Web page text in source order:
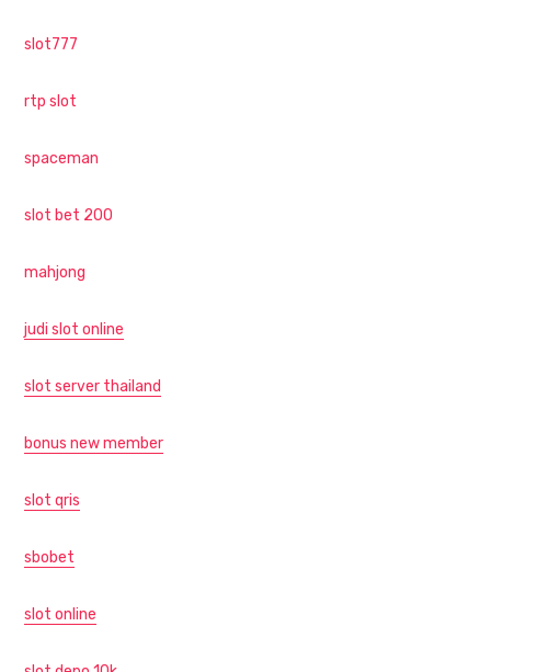
slot777
rtp slot
spaceman
slot bet 200
mahjong
judi slot online
slot server thailand
bonus new member
slot qris
sbobet
slot online